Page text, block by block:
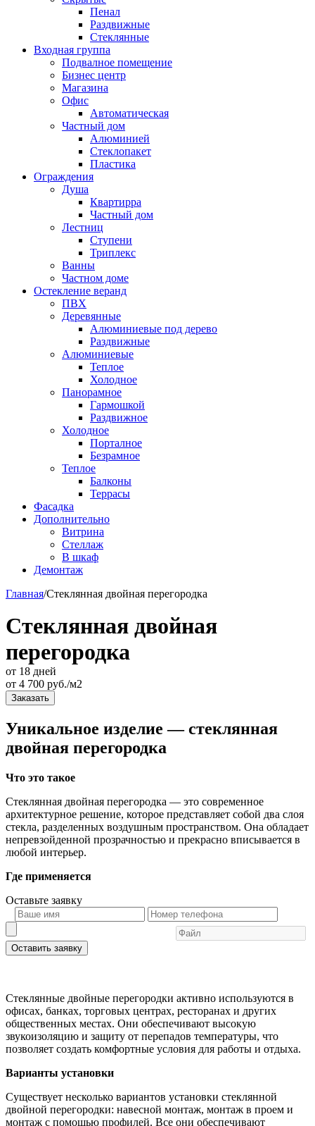
Пенал
Раздвижные
Стеклянные
Входная группа
Подвалное помещение
Бизнес центр
Магазина
Офис
Автоматическая
Частный дом
Алюминией
Стеклопакет
Пластика
Ограждения
Душа
Квартирра
Частный дом
Лестниц
Ступени
Триплекс
Ванны
Частном доме
Остекление веранд
ПВХ
Деревянные
Алюминиевые под дерево
Раздвижные
Алюминиевые
Теплое
Холодное
Панорамное
Гармошкой
Раздвижное
Холодное
Порталное
Безрамное
Теплое
Балконы
Террасы
Фасадка
Дополнительно
Витрина
Стеллаж
В шкаф
Демонтаж
Главная/Стеклянная двойная перегородка
Стеклянная двойная
перегородка
от 18 дней
от 4 700 руб./м2
Заказать
Уникальное изделие — стеклянная
двойная перегородка
Что это такое
Стеклянная двойная перегородка — это современное
архитектурное решение, которое представляет собой два слоя
стекла, разделенных воздушным пространством. Она обладает
непревзойденной прозрачностью и прекрасно вписывается в
любой интерьер.
Где применяется
Оставьте заявку
Оставить заявку
Стеклянные двойные перегородки активно используются в
офисах, банках, торговых центрах, ресторанах и других
общественных местах. Они обеспечивают высокую
звукоизоляцию и защиту от перепадов температуры, что
позволяет создать комфортные условия для работы и отдыха.
Варианты установки
Существует несколько вариантов установки стеклянной
двойной перегородки: навесной монтаж, монтаж в проем и
монтаж с помощью профилей. Все они обеспечивают